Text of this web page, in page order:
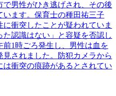
男性がひき逃げされ、その後
ます。保育士の種田祐三子
に衝突したことが疑われていま
認識はない」と容疑を否認し
1時ごろ発生し、男性は血を
されました。防犯カメラから
衝突の痕跡があるとされてい